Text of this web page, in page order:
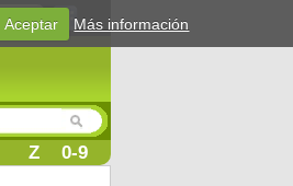
Login
Z 0-9
Aceptar Más información